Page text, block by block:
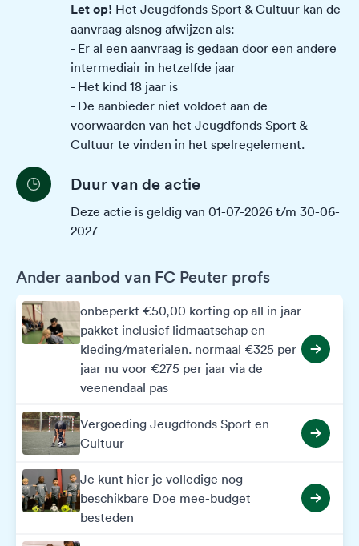
Let op! Het Jeugdfonds Sport & Cultuur kan de
aanvraag alsnog afwijzen als:
- Er al een aanvraag is gedaan door een andere
intermediair in hetzelfde jaar
- Het kind 18 jaar is
- De aanbieder niet voldoet aan de
voorwaarden van het Jeugdfonds Sport &
Cultuur te vinden in het spelregelement.
Duur van de actie
Deze actie is geldig van 01-07-2026 t/m 30-06-
2027
Ander aanbod van FC Peuter profs
onbeperkt €50,00 korting op all in jaar
pakket inclusief lidmaatschap en
kleding/materialen. normaal €325 per
jaar nu voor €275 per jaar via de
veenendaal pas
Vergoeding Jeugdfonds Sport en
Cultuur
Je kunt hier je volledige nog
beschikbare Doe mee-budget
besteden